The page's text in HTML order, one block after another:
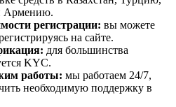
Армению.
регистрации: вы можете
на сайте.
для большинства
KYC.
работы: мы работаем 24/7,
необходимую поддержку в